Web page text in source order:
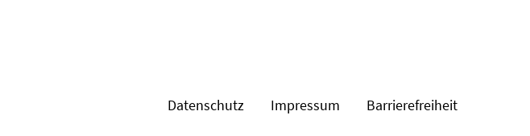
Datenschutz Impressum Barrierefreiheit